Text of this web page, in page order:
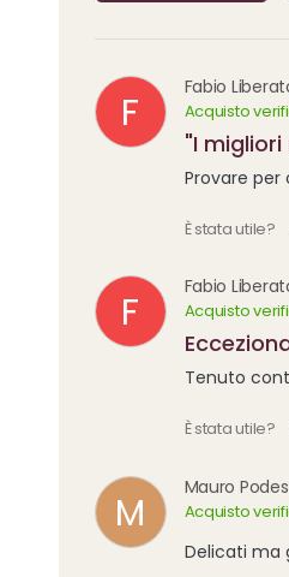
F
Fabio
Acquisto
"I
Provare
È stata utile?
F
Fabio
Acquisto
Tenuto
È stata utile?
M
Mauro
Acquisto
Delicati ma